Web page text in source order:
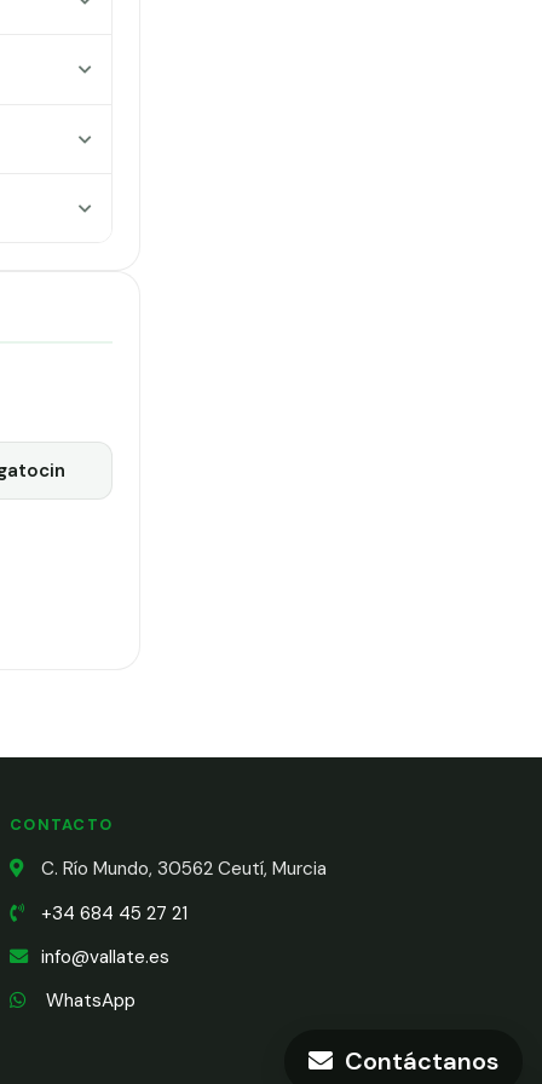
Contáctanos
CONTACTO
C. Río Mundo, 30562 Ceutí, Murcia
+34 684 45 27 21
info@vallate.es
WhatsApp